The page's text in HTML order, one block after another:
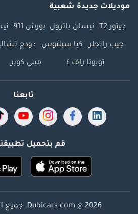
موديلات جديدة شعبية
جيتور T2 نيسان باترول بورش 911
جيب رانجلر كيا سيلتوس دودج
تويوتا راف ٤ ميني كوبر
تابعنا
قم بتحميل
Dubicars.com @ 2026. جميع الحقوق محفوظة.